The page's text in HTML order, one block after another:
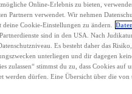
Online-Erlebnis zu bieten,
Partnern verwendet. Wir nehmen
Cookie-Einstellungen zu ändern.
sind in den USA. Nach
Es besteht daher das
unterliegen und dir dagegen
zulassen“ stimmst du zu, dass Cookies
werden dürfen. Eine Übersicht über die von